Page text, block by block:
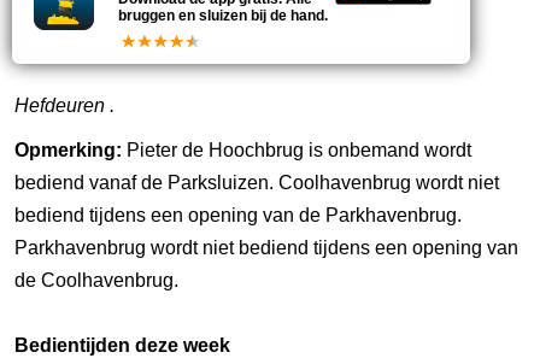
22
010-4365405
Hefdeuren .
Opmerking: Pieter de Hoochbrug is onbemand wordt
bediend vanaf de Parksluizen. Coolhavenbrug wordt niet
bediend tijdens een opening van de Parkhavenbrug.
Parkhavenbrug wordt niet bediend tijdens een opening van
de Coolhavenbrug.
Bedientijden deze week
bruggen en sluizen bij de hand.